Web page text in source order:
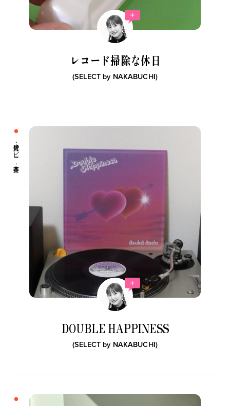
レコード掃除な休日
(SELECT by NAKABUCHI)
DOUBLE HAPPINESS
(SELECT by NAKABUCHI)
雑貨・ホビー 音楽・本
ま履くべき一足である理由。